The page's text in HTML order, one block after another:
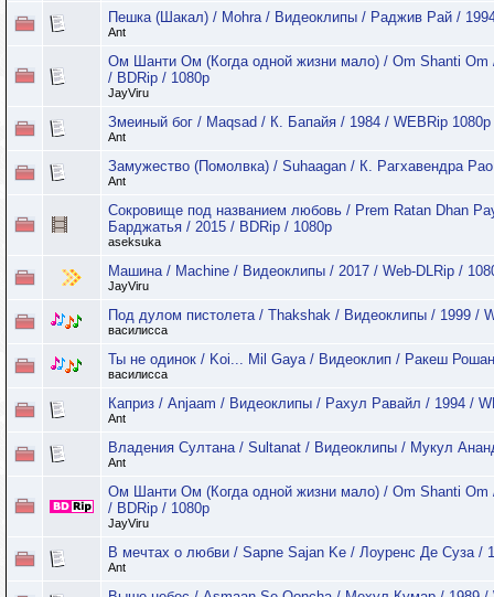
Пешка (Шакал) / Mohra / Видеоклипы / Раджив Рай /
Ant
Ом Шанти Ом (Когда одной жизни мало) / Om Shanti
/ BDRip / 1080p
JayViru
Змеиный бог / Maqsad / К. Бапайя / 1984 / WEBRip 1080p
Ant
Замужество (Помолвка) / Suhaagan / К. Рагхавендра
Ant
Сокровище под названием любовь / Prem Ratan Dhan
Барджатья / 2015 / BDRip / 1080p
aseksuka
Машина / Machine / Видеоклипы / 2017 / Web-DLRip /
JayViru
Под дулом пистолета / Thakshak / Видеоклипы / 1999 /
василисса
Ты не одинок / Koi... Mil Gaya / Видеоклип / Ракеш
василисса
Каприз / Anjaam / Видеоклипы / Рахул Равайл / 1994 /
Ant
Владения Султана / Sultanat / Видеоклипы / Мукул
Ant
Ом Шанти Ом (Когда одной жизни мало) / Om Shanti
/ BDRip / 1080p
JayViru
В мечтах о любви / Sapne Sajan Ke / Лоуренс Де Суза /
Ant